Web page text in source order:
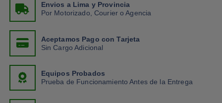
Envios a Lima y Provincia
Por Motorizado, Courier o Agencia
Aceptamos Pago con Tarjeta
Sin Cargo Adicional
Equipos Probados
Prueba de Funcionamiento Antes de la Entrega